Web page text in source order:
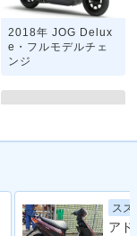
2018年 JOG Delux
e・フルモデルチェ
ンジ
2015年 JOG Delux
スズ